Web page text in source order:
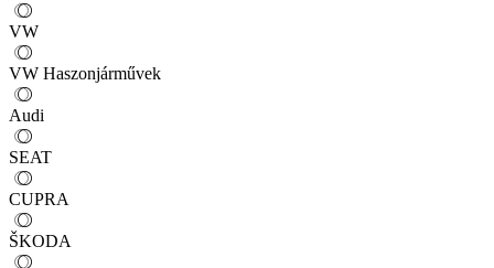
VW
VW Haszonjárművek
Audi
SEAT
CUPRA
ŠKODA